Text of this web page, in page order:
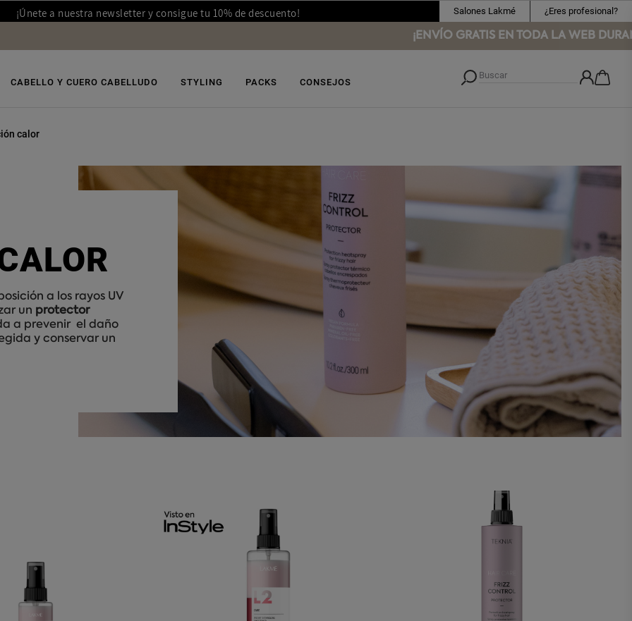
¡Únete a nuestra newsletter y consigue tu 10% de descuento!
¡ENVÍO GRATIS EN TODA LA WEB DURANTE
Salones Lakmé ¿Eres profesional?
CABELLO Y CUERO CABELLUDO STYLING PACKS CONSEJOS
calor
a los rayos UV
un protector
a prevenir el daño
y conservar un